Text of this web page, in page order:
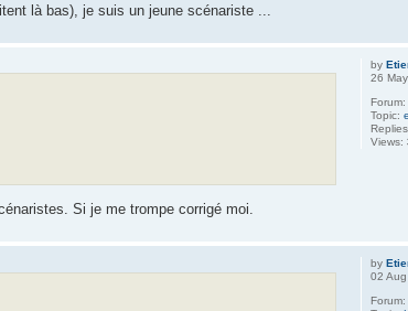
là bas), je suis un jeune scénariste ...
by
26
Topic:
Views:
Si je me trompe corrigé moi.
by
02